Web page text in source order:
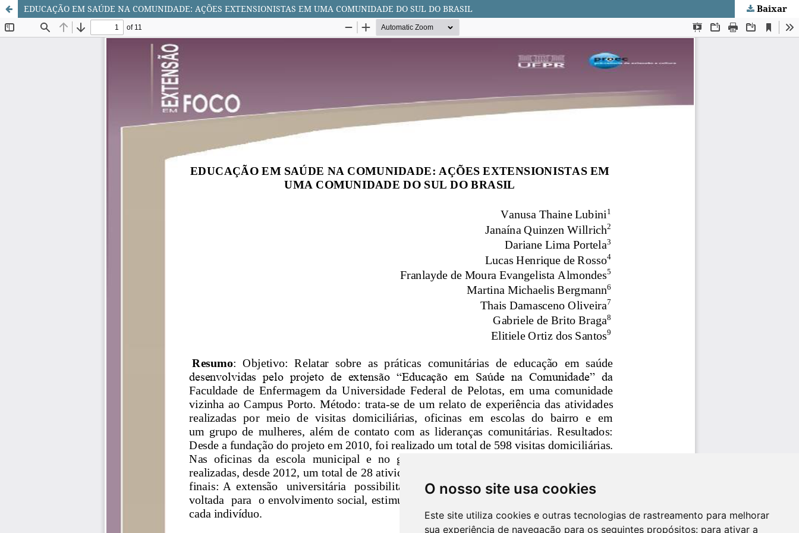
O nosso site usa cookies
Este site utiliza cookies e outras tecnologias de rastreamento para melhorar
sua experiência de navegação para os seguintes propósitos: para ativar a
EDUCAÇÃO EM SAÚDE NA COMUNIDADE: AÇÕES EXTENSIONISTAS EM UMA COMUNIDADE DO SUL DO BRASIL Baixar